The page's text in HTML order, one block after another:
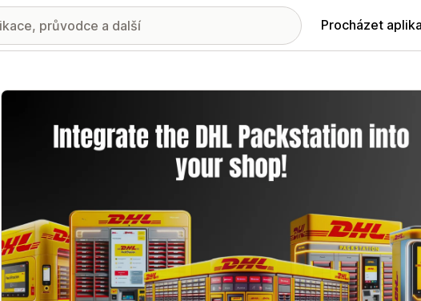
Procházet
Galerie propagovaných obrázků